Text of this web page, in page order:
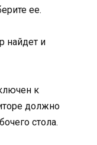
ее.
найдет и
к
должно
стола.